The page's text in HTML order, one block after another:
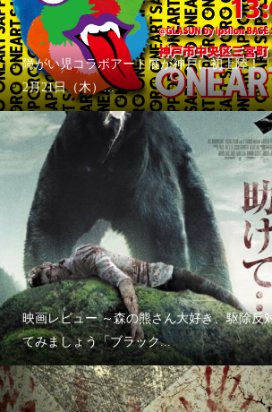
障がい児コラボアート展が神戸に初上陸！
2月21日（木）...
映画レビュー ～森の熊さん大好き、駆除反
てみましょう「ブラック...